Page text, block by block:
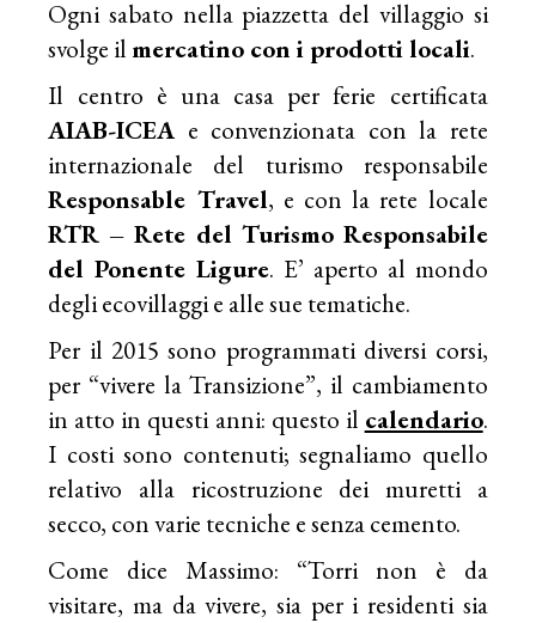
Ogni sabato nella piazzetta del villaggio si
svolge ilmercatino con i prodotti locali.
Il centro è una casa per ferie certificata
AIAB-ICEAe convenzionata con la rete
internazionale del turismo responsabile
Responsable Travel, e con la rete locale
RTR – Rete del Turismo Responsabile
del Ponente Ligure. E’ aperto al mondo
degli ecovillaggi e alle sue tematiche.
Per il 2015 sono programmati diversi corsi,
per “vivere la Transizione”, il cambiamento
in atto in questi anni: questo il calendario.
I costi sono contenuti; segnaliamo quello
relativo alla ricostruzione dei muretti a
secco, con varie tecniche e senza cemento.
Come dice Massimo: “Torri non è da
visitare, ma da vivere, sia per i residenti sia